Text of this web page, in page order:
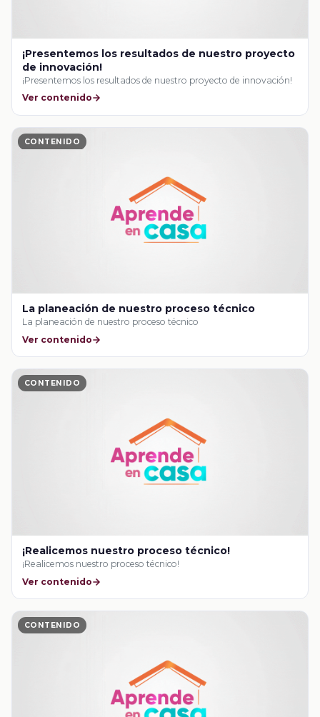
¡Presentemos los resultados de nuestro proyecto
de innovación!
¡Presentemos los resultados de nuestro proyecto de innovación!
Ver contenido
CONTENIDO
La planeación de nuestro proceso técnico
La planeación de nuestro proceso técnico
Ver contenido
CONTENIDO
¡Realicemos nuestro proceso técnico!
¡Realicemos nuestro proceso técnico!
Ver contenido
CONTENIDO